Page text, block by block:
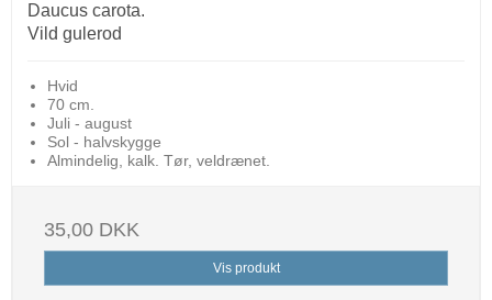
Daucus carota.
Vild gulerod
Hvid
70 cm.
Juli - august
Sol - halvskygge
Almindelig, kalk. Tør, veldrænet.
35,00 DKK
Vis produkt